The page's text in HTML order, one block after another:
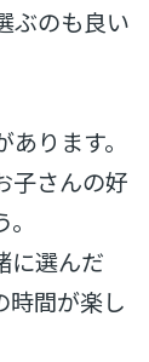
ぶのも良い
ります。
子さんの好
に選んだ
時間が楽し